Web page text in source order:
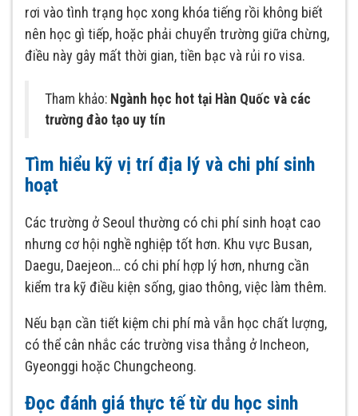
rơi vào tình trạng học xong khóa tiếng rồi không biết
nên học gì tiếp, hoặc phải chuyển trường giữa chừng,
điều này gây mất thời gian, tiền bạc và rủi ro visa.
Tham khảo: Ngành học hot tại Hàn Quốc và các
trường đào tạo uy tín
Tìm hiểu kỹ vị trí địa lý và chi phí sinh
hoạt
Các trường ở Seoul thường có chi phí sinh hoạt cao
nhưng cơ hội nghề nghiệp tốt hơn. Khu vực Busan,
Daegu, Daejeon… có chi phí hợp lý hơn, nhưng cần
kiểm tra kỹ điều kiện sống, giao thông, việc làm thêm.
Nếu bạn cần tiết kiệm chi phí mà vẫn học chất lượng,
có thể cân nhắc các trường visa thẳng ở Incheon,
Gyeonggi hoặc Chungcheong.
Đọc đánh giá thực tế từ du học sinh